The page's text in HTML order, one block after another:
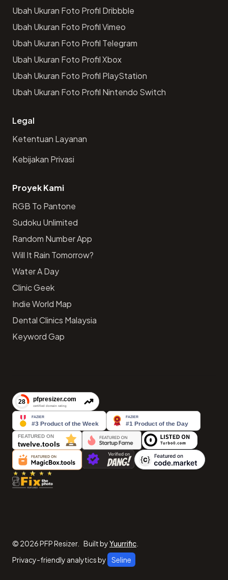
Ubah Ukuran Foto Profil Dribbble
Ubah Ukuran Foto Profil Vimeo
Ubah Ukuran Foto Profil Telegram
Ubah Ukuran Foto Profil Xbox
Ubah Ukuran Foto Profil PlayStation
Ubah Ukuran Foto Profil Nintendo Switch
Legal
Ketentuan Layanan
Kebijakan Privasi
Proyek Kami
RGB To Pantone
Sudoku Unlimited
Random Number App
Will It Rain Tomorrow?
Water A Day
Clinic Geek
Indie World Map
Dental Clinics Malaysia
Keyword Gap
© 2026PFP Resizer. Built byYuurrific
Privacy-friendly analytics by
Seline